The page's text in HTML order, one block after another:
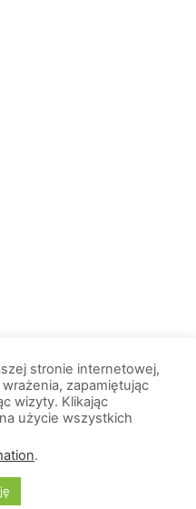
prawa zastrzeżone. |
prywatności
stronie internetowej,
zapamiętując
wizyty. Klikając
użycie wszystkich
.